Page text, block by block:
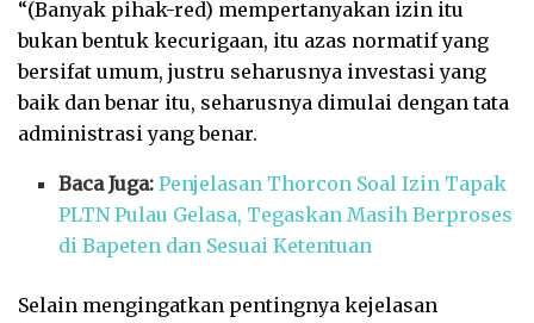
“(Banyak pihak-red) mempertanyakan izin itu
bukan bentuk kecurigaan, itu azas normatif yang
bersifat umum, justru seharusnya investasi yang
baik dan benar itu, seharusnya dimulai dengan tata
administrasi yang benar.
Baca Juga:Penjelasan Thorcon Soal Izin Tapak
PLTN Pulau Gelasa, Tegaskan Masih Berproses
di Bapeten dan Sesuai Ketentuan
Selain mengingatkan pentingnya kejelasan